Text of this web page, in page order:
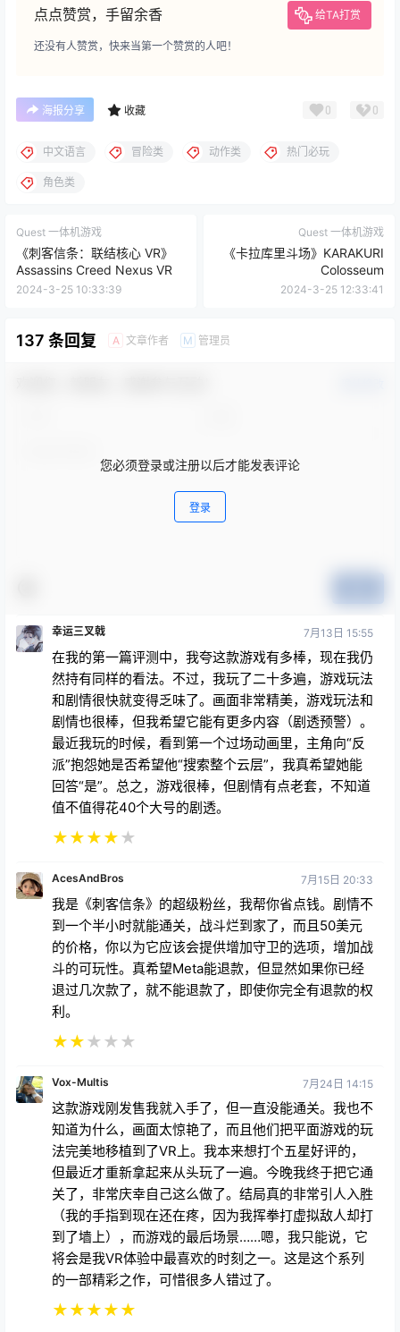
还没有人赞赏，快来当第一个赞赏的人吧！
《刺客信条：联结核心 VR》
Assassins Creed Nexus VR
2024-3-25 10:33:39
《卡拉库里斗场》KARAKURI
Colosseum
2024-3-25 12:33:41
提交
7月13日 15:55
在我的第一篇评测中，我夸这款游戏有多棒，现在我仍
然持有同样的看法。不过，我玩了二十多遍，游戏玩法
和剧情很快就变得乏味了。画面非常精美，游戏玩法和
剧情也很棒，但我希望它能有更多内容（剧透预警）。
最近我玩的时候，看到第一个过场动画里，主角向“反
派”抱怨她是否希望他“搜索整个云层”，我真希望她能
回答“是”。总之，游戏很棒，但剧情有点老套，不知道
值不值得花40个大号的剧透。
★ ★★ ★ ★
我是《刺客信条》的超级粉丝，我帮你省点钱。剧情不
到一个半小时就能通关，战斗烂到家了，而且50美元
的价格，你以为它应该会提供增加守卫的选项，增加战
斗的可玩性。真希望Meta能退款，但显然如果你已经
退过几次款了，就不能退款了，即使你完全有退款的权
利。
★★
这款游戏刚发售我就入手了，但一直没能通关。我也不
知道为什么，画面太惊艳了，而且他们把平面游戏的玩
法完美地移植到了VR上。我本来想打个五星好评的，
但最近才重新拿起来从头玩了一遍。今晚我终于把它通
关了，非常庆幸自己这么做了。结局真的非常引人入胜
（我的手指到现在还在疼，因为我挥拳打虚拟敌人却打
到了墙上），而游戏的最后场景……嗯，我只能说，它
将会是我VR体验中最喜欢的时刻之一。这是这个系列
的一部精彩之作，可惜很多人错过了。
★ ★★★★